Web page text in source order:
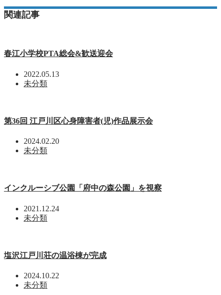
関連記事
春江小学校PTA総会&歓送迎会
2022.05.13
未分類
第36回 江戸川区心身障害者(児)作品展示会
2024.02.20
未分類
インクルーシブ公園「府中の森公園」を視察
2021.12.24
未分類
塩沢江戸川荘の温浴棟が完成
2024.10.22
未分類